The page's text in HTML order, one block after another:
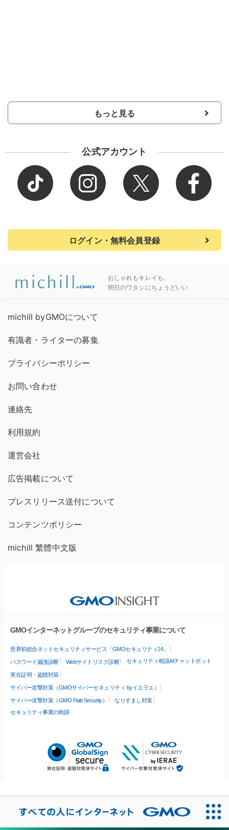
もっと見る
公式アカウント
ログイン・無料会員登録
おしゃれもキレイも、
明日のワタシにちょうどいい
michill byGMOについて
有識者・ライターの募集
プライバシーポリシー
お問い合わせ
連絡先
利用規約
運営会社
広告掲載について
プレスリリース送付について
コンテンツポリシー
michill 繁體中文版
GMOインターネットグループのセキュリティ事業について
世界初総合ネットセキュリティサービス「GMOセキュリティ24」
パスワード漏洩診断 Webサイトリスク診断 セキュリティ相談AIチャットボット
実在証明・盗聴対策
サイバー攻撃対策（GMOサイバーセキュリティ byイエラエ）
サイバー攻撃対策（GMO Flatt Security）
なりすまし対策
セキュリティ事業の軌跡